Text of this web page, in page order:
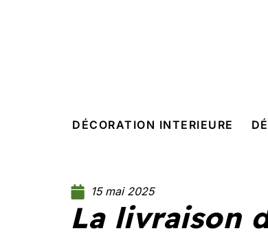
DÉCORATION INTERIEURE
15 mai 2025
La livraison